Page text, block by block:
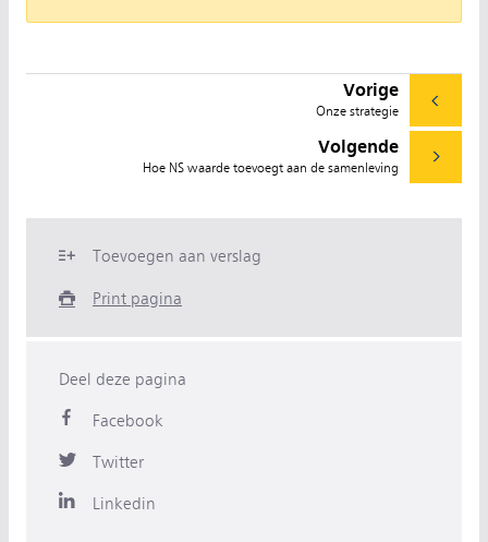
Vorige
Onze strategie
Volgende
Hoe NS waarde toevoegt aan de samenleving
Toevoegen aan verslag
Print pagina
Deel deze pagina
Facebook
Twitter
Linkedin